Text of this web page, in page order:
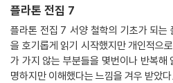
위작(僞作)이 확실하다고 판명된 것을 빼
편을 이미 번역한 상태였다. 조용히 시작
었다. 『에우튀테모스』, 『에우튀프론』
‘번역하지 않은’ 대화편들을 헤아리는 일
플라톤 전집 7
플라톤 전집 7 서양 철학의 기초가 되는
을 호기롭게 읽기 시작했지만 개인적으
가 가지 않는 부분들을 몇번이나 반복해
명하지만 이해했다는 느낌을 겨우 받았